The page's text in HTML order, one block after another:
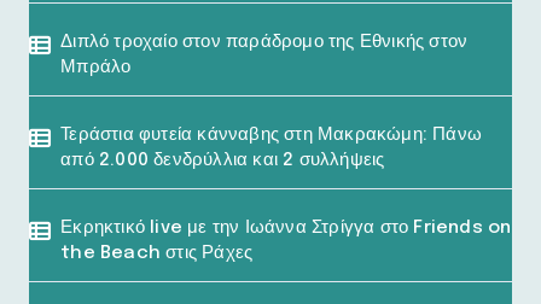
Διπλό τροχαίο στον παράδρομο της Εθνικής στον
Μπράλο
Τεράστια φυτεία κάνναβης στη Μακρακώμη: Πάνω
από 2.000 δενδρύλλια και 2 συλλήψεις
Εκρηκτικό live με την Ιωάννα Στρίγγα στο Friends on
the Beach στις Ράχες